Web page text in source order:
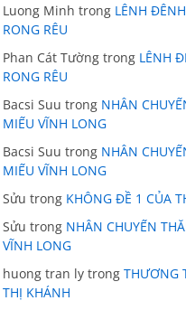
Luong Minh trong LÊNH
RONG RÊU
Phan Cát Tường trong LÊNH
RONG RÊU
Bacsi Suu trong NHÂN
MIẾU VĨNH LONG
Bacsi Suu trong NHÂN
MIẾU VĨNH LONG
Sửu trong KHÔNG ĐỀ 1 CỦA
Sửu trong NHÂN CHUYẾN
VĨNH LONG
huong tran ly trong THƯƠNG
THỊ KHÁNH